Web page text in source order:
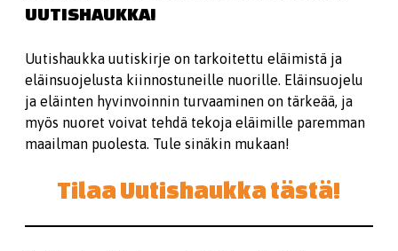
UUTISHAUKKA!
Uutishaukka uutiskirje on tarkoitettu eläimistä ja
eläinsuojelusta kiinnostuneille nuorille. Eläinsuojelu
ja eläinten hyvinvoinnin turvaaminen on tärkeää, ja
myös nuoret voivat tehdä tekoja eläimille paremman
maailman puolesta. Tule sinäkin mukaan!
Tilaa Uutishaukka tästä!